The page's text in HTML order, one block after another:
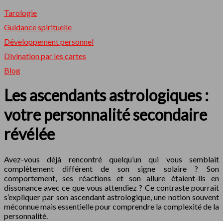
Tarologie
Guidance spirituelle
Développement personnel
Divination par les cartes
Blog
Les ascendants astrologiques :
votre personnalité secondaire
révélée
Avez-vous déjà rencontré quelqu’un qui vous semblait
complètement différent de son signe solaire ? Son
comportement, ses réactions et son allure étaient-ils en
dissonance avec ce que vous attendiez ? Ce contraste pourrait
s’expliquer par son ascendant astrologique, une notion souvent
méconnue mais essentielle pour comprendre la complexité de la
personnalité.